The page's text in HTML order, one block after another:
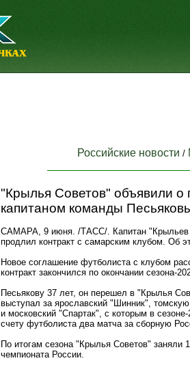
Российские новости /
"Крылья Советов" объявили о
капитаном команды
САМАРА, 9 июня. /ТАСС/. Капитан "Крыльев
продлил контракт с самарским клубом. Об
Новое соглашение футболиста с клубом
контракт закончился по окончании сезона-
Песьякову 37 лет, он перешел в "Крылья
выступал за ярославский "Шинник",
и московский "Спартак", с которым в
счету футболиста два матча за сборную
По итогам сезона "Крылья Советов" заняли
чемпионата России.